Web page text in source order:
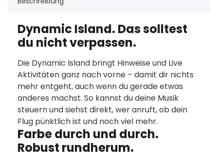
Dynamic Island. Das solltest
du nicht verpassen.
Die Dynamic Island bringt Hinweise und Live
Aktivitäten ganz nach vorne – damit dir nichts
mehr entgeht, auch wenn du gerade etwas
anderes machst. So kannst du deine Musik
steuern und siehst direkt, wer anruft, ob dein
Flug pünktlich ist und noch viel mehr.
Farbe durch und durch.
Robust rundherum.